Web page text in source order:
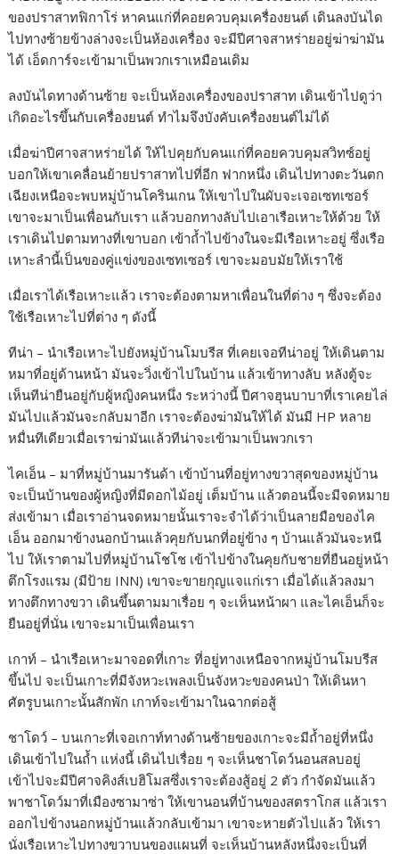
ของปราสาทฟิกาโร่ หาคนแก่ที่คอยควบคุมเครื่องยนต์ เดินลงบันได
ไปทางซ้ายข้างล่างจะเป็นห้องเครื่อง จะมีปีศาจสาหร่ายอยู่ฆ่าฆ่ามัน
ได้ เอ็ดการ์จะเข้ามาเป็นพวกเราเหมือนเดิม
ลงบันไดทางด้านซ้าย จะเป็นห้องเครื่องของปราสาท เดินเข้าไปดูว่า
เกิดอะไรขึ้นกับเครื่องยนต์ ทำไมจึงบังคับเครื่องยนต์ไม่ได้
เมื่อฆ่าปีศาจสาหร่ายได้ ให้ไปคุยกับคนแก่ที่คอยควบคุมสวิทซ์อยู่
บอกให้เขาเคลื่อนย้ายปราสาทไปที่อีก ฟากหนึ่ง เดินไปทางตะวันตก
เฉียงเหนือจะพบหมู่บ้านโครินเกน ให้เขาไปในผับจะเจอเซทเซอร์
เขาจะมาเป็นเพื่อนกับเรา แล้วบอกทางลับไปเอาเรือเหาะให้ด้วย ให้
เราเดินไปตามทางที่เขาบอก เข้าถ้ำไปข้างในจะมีเรือเหาะอยู่ ซึ่งเรือ
เหาะลำนี้เป็นของคู่แข่งของเซทเซอร์ เขาจะมอบมัยให้เราใช้
เมื่อเราได้เรือเหาะแล้ว เราจะต้องตามหาเพื่อนในที่ต่าง ๆ ซึ่งจะต้อง
ใช้เรือเหาะไปที่ต่าง ๆ ดังนี้
ทีน่า – นำเรือเหาะไปยังหมู่บ้านโมบรีส ที่เคยเจอทีน่าอยู่ ให้เดินตาม
หมาที่อยู่ด้านหน้า มันจะวิ่งเข้าไปในบ้าน แล้วเข้าทางลับ หลังตู้จะ
เห็นทีน่ายืนอยู่กับผู้หญิงคนหนึ่ง ระหว่างนี้ ปีศาจฮุนบาบาที่เราเคยไล่
มันไปแล้วมันจะกลับมาอีก เราจะต้องฆ่ามันให้ได้ มันมี HP หลาย
หมื่นทีเดียวเมื่อเราฆ่ามันแล้วทีน่าจะเข้ามาเป็นพวกเรา
ไคเอ็น – มาที่หมู่บ้านมารันด้า เข้าบ้านที่อยู่ทางขวาสุดของหมู่บ้าน
จะเป็นบ้านของผู้หญิงที่มีดอกไม้อยู่ เต็มบ้าน แล้วตอนนี้จะมีจดหมาย
ส่งเข้ามา เมื่อเราอ่านจดหมายนั้นเราจะจำได้ว่าเป็นลายมือของไค
เอ็น ออกมาข้างนอกบ้านแล้วคุยกับนกที่อยู่ข้าง ๆ บ้านแล้วมันจะหนี
ไป ให้เราตามไปที่หมู่บ้านโชโช เข้าไปข้างในคุยกับชายที่ยืนอยู่หน้า
ตึกโรงแรม (มีป้าย INN) เขาจะขายกุญแจแก่เรา เมื่อได้แล้วลงมา
ทางตึกทางขวา เดินขึ้นตามมาเรื่อย ๆ จะเห็นหน้าผา และไคเอ็นก็จะ
ยืนอยู่ที่นั่น เขาจะมาเป็นเพื่อนเรา
เกาท์ – นำเรือเหาะมาจอดที่เกาะ ที่อยู่ทางเหนือจากหมู่บ้านโมบรีส
ขึ้นไป จะเป็นเกาะที่มีจังหวะเพลงเป็นจังหวะของคนป่า ให้เดินหา
ศัตรูบนเกาะนั้นสักพัก เกาท์จะเข้ามาในฉากต่อสู้
ชาโดว์ – บนเกาะที่เจอเกาท์ทางด้านซ้ายของเกาะจะมีถ้ำอยู่ที่หนึ่ง
เดินเข้าไปในถ้ำ แห่งนี้ เดินไปเรื่อย ๆ จะเห็นชาโดว์นอนสลบอยู่
เข้าไปจะมีปีศาจคิงส์เบฮิโมสซึ่งเราจะต้องสู้อยู่ 2 ตัว กำจัดมันแล้ว
พาชาโดว์มาที่เมืองซามาซ่า ให้เขานอนที่บ้านของสตราโกส แล้วเรา
ออกไปข้างนอกหมู่บ้านแล้วกลับเข้ามา เขาจะหายตัวไปแล้ว ให้เรา
นั่งเรือเหาะไปทางขวาบนของแผนที่ จะเห็นบ้านหลังหนึ่งจะเป็นที่